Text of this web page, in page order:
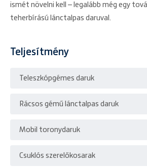
ismét növelni kell – legalább még egy
teherbírású lánctalpas daruval.
Teljesítmény
Teleszkópgémes daruk
Rácsos gémű lánctalpas daruk
Mobil toronydaruk
Csuklós szerelőkosarak